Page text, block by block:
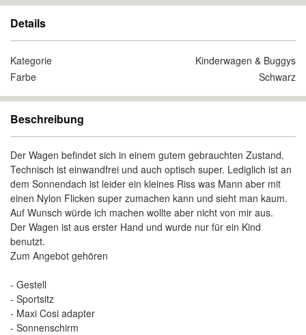
Details
Kategorie
Kinderwagen & Buggys
Farbe
Schwarz
Beschreibung
Der Wagen befindet sich in einem gutem gebrauchten Zustand.
Technisch ist einwandfrei und auch optisch super. Lediglich ist an
dem Sonnendach ist leider ein kleines Riss was Mann aber mit
einen Nylon Flicken super zumachen kann und sieht man kaum.
Auf Wunsch würde ich machen wollte aber nicht von mir aus.
Der Wagen ist aus erster Hand und wurde nur für ein Kind
benutzt.
Zum Angebot gehören
- Gestell
- Sportsitz
- Maxi Cosi adapter
- Sonnenschirm